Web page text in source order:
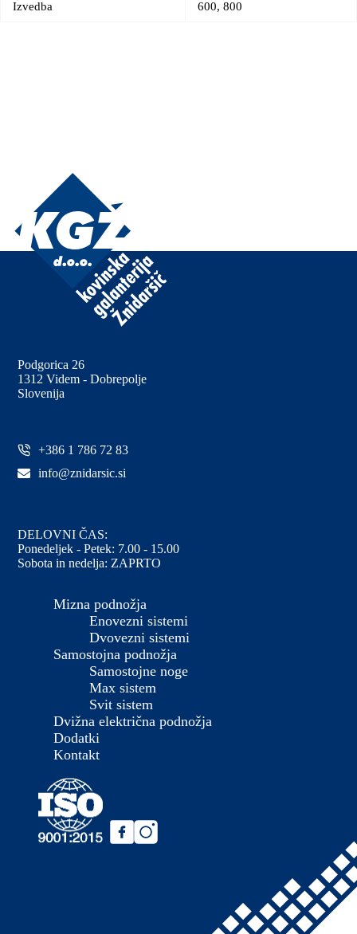
Izvedba 600, 800
Podgorica 26
1312 Videm - Dobrepolje
Slovenija
+386 1 786 72 83
info@znidarsic.si
DELOVNI ČAS:
Ponedeljek - Petek: 7.00 - 15.00
Sobota in nedelja: ZAPRTO
Mizna podnožja
Enovezni sistemi
Dvovezni sistemi
Samostojna podnožja
Samostojne noge
Max sistem
Svit sistem
Dvižna električna podnožja
Dodatki
Kontakt